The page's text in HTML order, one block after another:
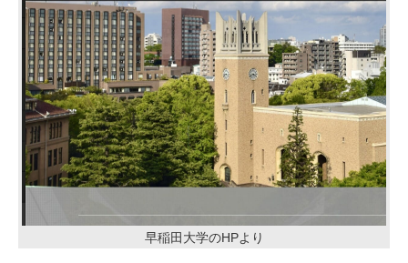
ADOPTABLE DOG JOURNAL
早稲田大学のHPより